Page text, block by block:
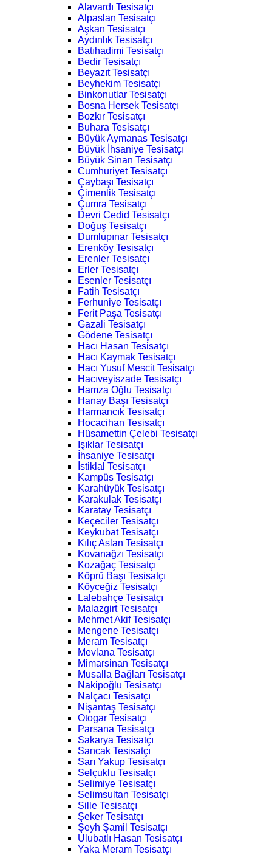
Alavardı Tesisatçı
Alpaslan Tesisatçı
Aşkan Tesisatçı
Aydınlık Tesisatçı
Batıhadimi Tesisatçı
Bedir Tesisatçı
Beyazıt Tesisatçı
Beyhekim Tesisatçı
Binkonutlar Tesisatçı
Bosna Hersek Tesisatçı
Bozkır Tesisatçı
Buhara Tesisatçı
Büyük Aymanas Tesisatçı
Büyük İhsaniye Tesisatçı
Büyük Sinan Tesisatçı
Cumhuriyet Tesisatçı
Çaybaşı Tesisatçı
Çimenlik Tesisatçı
Çumra Tesisatçı
Devri Cedid Tesisatçı
Doğuş Tesisatçı
Dumlupınar Tesisatçı
Erenköy Tesisatçı
Erenler Tesisatçı
Erler Tesisatçı
Esenler Tesisatçı
Fatih Tesisatçı
Ferhuniye Tesisatçı
Ferit Paşa Tesisatçı
Gazali Tesisatçı
Gödene Tesisatçı
Hacı Hasan Tesisatçı
Hacı Kaymak Tesisatçı
Hacı Yusuf Mescit Tesisatçı
Hacıveyiszade Tesisatçı
Hamza Oğlu Tesisatçı
Hanay Başı Tesisatçı
Harmancık Tesisatçı
Hocacihan Tesisatçı
Hüsamettin Çelebi Tesisatçı
Işıklar Tesisatçı
İhsaniye Tesisatçı
İstiklal Tesisatçı
Kampüs Tesisatçı
Karahüyük Tesisatçı
Karakulak Tesisatçı
Karatay Tesisatçı
Keçeciler Tesisatçı
Keykubat Tesisatçı
Kılıç Aslan Tesisatçı
Kovanağzı Tesisatçı
Kozağaç Tesisatçı
Köprü Başı Tesisatçı
Köyceğiz Tesisatçı
Lalebahçe Tesisatçı
Malazgirt Tesisatçı
Mehmet Akif Tesisatçı
Mengene Tesisatçı
Meram Tesisatçı
Mevlana Tesisatçı
Mimarsinan Tesisatçı
Musalla Bağları Tesisatçı
Nakipoğlu Tesisatçı
Nalçacı Tesisatçı
Nişantaş Tesisatçı
Otogar Tesisatçı
Parsana Tesisatçı
Sakarya Tesisatçı
Sancak Tesisatçı
Sarı Yakup Tesisatçı
Selçuklu Tesisatçı
Selimiye Tesisatçı
Selimsultan Tesisatçı
Sille Tesisatçı
Şeker Tesisatçı
Şeyh Şamil Tesisatçı
Ulubatlı Hasan Tesisatçı
Yaka Meram Tesisatçı